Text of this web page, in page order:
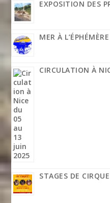
EXPOSITION DES
MER À L’ÉPHÉMÈRE
CIRCULATION À
STAGES DE